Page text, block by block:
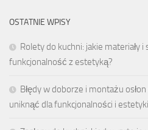
OSTATNIE WPISY
Rolety do kuchni: jakie materiały
funkcjonalność z estetyką?
Błędy w doborze i montażu
uniknąć dla funkcjonalności i estetyki